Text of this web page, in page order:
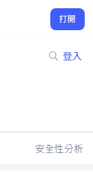
打開
登入
安全性分析